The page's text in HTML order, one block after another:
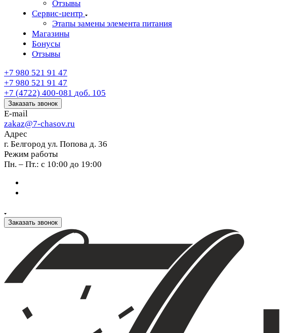
Отзывы
Сервис-центр
Этапы замены элемента питания
Магазины
Бонусы
Отзывы
+7 980 521 91 47
+7 980 521 91 47
+7 (4722) 400-081 доб. 105
Заказать звонок
E-mail
zakaz@7-chasov.ru
Адрес
г. Белгород ул. Попова д. 36
Режим работы
Пн. – Пт.: с 10:00 до 19:00
Заказать звонок